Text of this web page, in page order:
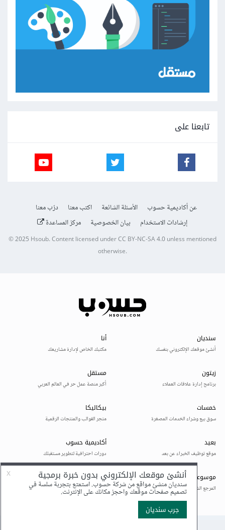
تابعنا على
عن أكاديمية حسوب الأسئلة الشائعة اكتب معنا
درّب معنا
إرشادات الاستخدام
بيان الخصوصية مركز المساعدة
© 2025Hsoub.Content licensed underCC BY-NC-SA 4.0unless mentioned
otherwise.